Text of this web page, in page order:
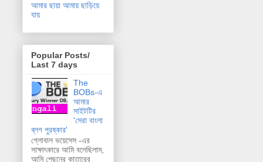
আমার ছায়া আমায় ছাড়িয়ে
যায়
Popular Posts/
Last 7 days
The
BOBs-এ
আমার
সাইটটির
'সেরা বাংলা
ব্লগ পুরষ্কার'
গ্লোবাল ভয়েসেস -এর
সাক্ষাৎকারে আমি বলেছিলাম,
আমি পেছনের কাতারের